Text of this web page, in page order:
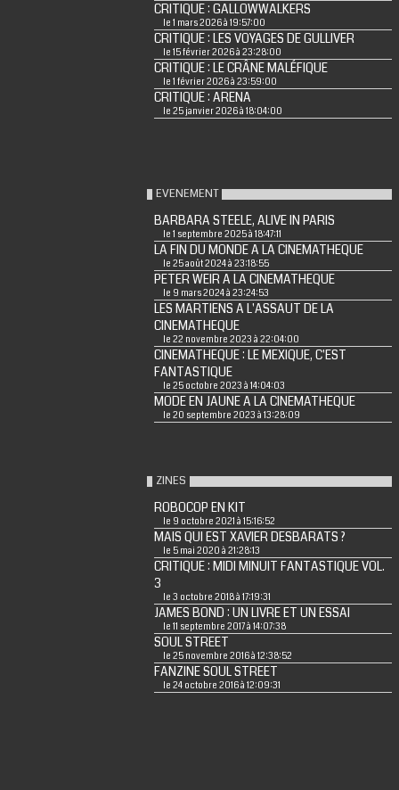
CRITIQUE : GALLOWWALKERS
le 1 mars 2026 à 19:57:00
CRITIQUE : LES VOYAGES DE GULLIVER
le 15 février 2026 à 23:28:00
CRITIQUE : LE CRÂNE MALÉFIQUE
le 1 février 2026 à 23:59:00
CRITIQUE : ARENA
le 25 janvier 2026 à 18:04:00
EVENEMENT
BARBARA STEELE, ALIVE IN PARIS
le 1 septembre 2025 à 18:47:11
LA FIN DU MONDE A LA CINEMATHEQUE
le 25 août 2024 à 23:18:55
PETER WEIR A LA CINEMATHEQUE
le 9 mars 2024 à 23:24:53
LES MARTIENS A L'ASSAUT DE LA
CINEMATHEQUE
le 22 novembre 2023 à 22:04:00
CINEMATHEQUE : LE MEXIQUE, C'EST
FANTASTIQUE
le 25 octobre 2023 à 14:04:03
MODE EN JAUNE A LA CINEMATHEQUE
le 20 septembre 2023 à 13:28:09
ZINES
ROBOCOP EN KIT
le 9 octobre 2021 à 15:16:52
MAIS QUI EST XAVIER DESBARATS ?
le 5 mai 2020 à 21:28:13
CRITIQUE : MIDI MINUIT FANTASTIQUE VOL.
3
le 3 octobre 2018 à 17:19:31
JAMES BOND : UN LIVRE ET UN ESSAI
le 11 septembre 2017 à 14:07:38
SOUL STREET
le 25 novembre 2016 à 12:38:52
FANZINE SOUL STREET
le 24 octobre 2016 à 12:09:31